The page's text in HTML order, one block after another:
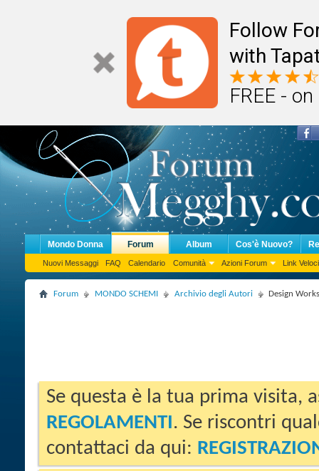
Follow
with
FREE -
Mondo Donna Forum
Nuovi Messaggi FAQ Calendario Comunità Azioni Forum Link Veloci
Album Cos'è Nuovo?
Forum MONDO SCHEMI Archivio degli Autori Design
Se questa è la tua prima visita,
REGOLAMENTI. Se riscontri
contattaci da qui: